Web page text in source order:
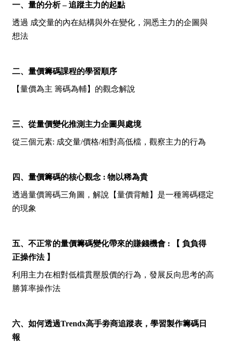
一、量的分析 – 追蹤主力的起點
透過 成交量的內在結構與外在變化，洞悉主力的企圖與
想法
二、量價籌碼課程的學習順序
【量價為主 籌碼為輔】的觀念解說
三、從量價變化推測主力企圖與處境
從三個元素: 成交量/價格/相對高低檔，觀察主力的行為
四、量價籌碼的核心觀念 : 物以稀為貴
透過量價籌碼三角圖，解說【量價背離】是一種籌碼穩定
的現象
五、不正常的量價籌碼變化帶來的賺錢機會 : 【 負負得
正操作法 】
利用主力在相對低檔貫壓股價的行為，發展反向思考的高
勝算率操作法
六、如何透過Trendx高手劵商追蹤表，學習製作籌碼日
報